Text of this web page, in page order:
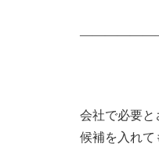
会社で必要と
候補を入れて